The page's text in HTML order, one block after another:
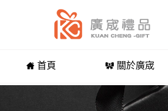
首頁 關於廣宬